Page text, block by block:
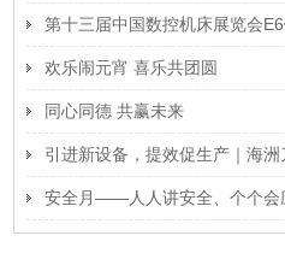
第十三届中国数控机床展览会
欢乐闹元宵 喜乐共团圆
同心同德 共赢未来
引进新设备，提效促生产｜海洲刀
安全月——人人讲安全、个个会